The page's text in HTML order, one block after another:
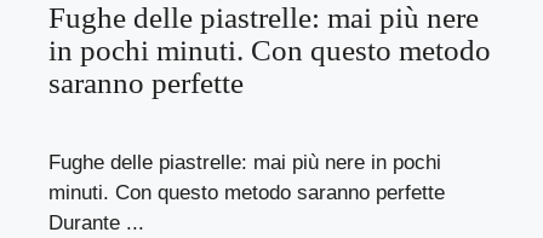
Fughe delle piastrelle: mai più nere
in pochi minuti. Con questo metodo
saranno perfette
Fughe delle piastrelle: mai più nere in pochi
minuti. Con questo metodo saranno perfette
Durante ...